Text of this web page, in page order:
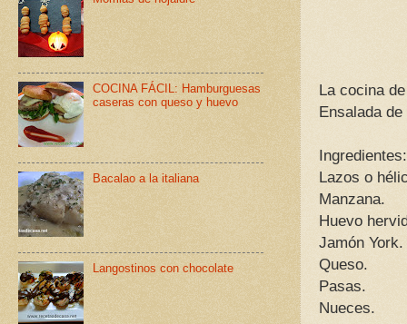
La cocina
Ensalada
Ingredientes:
Lazos o
Manzana.
Huevo
Jamón York.
Queso.
Pasas.
Nueces.
COCINA FÁCIL: Hamburguesas
caseras con queso y huevo
Bacalao a la italiana
Langostinos con chocolate